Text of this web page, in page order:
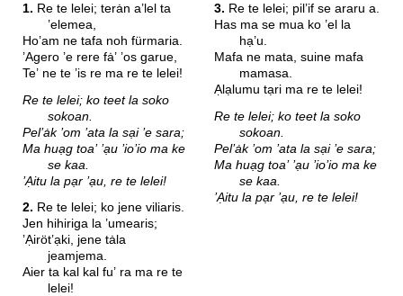
1. Re te lelei; terȧn a’lel ta
’elemea,
Ho’am ne tafa noh fürmaria.
’Agero ’e rere fȧ’ ’os garue,
Te’ ne te ’is re ma re te lelei!
Re te lelei; ko teet la soko
sokoan.
Pel’ȧk ’om ’ata la sại ’e sara;
Ma huạg toa’ ’ạu ’io’io ma ke
se kaa.
’Ạitu la pạr ’ạu, re te lelei!
2. Re te lelei; ko jene viliaris.
Jen hihiriga la ’umearis;
’Ạiröt’ạki, jene tȧla
jeamjema.
Aier ta kal kal fu’ ra ma re te
lelei!
3. Re te lelei; pil’if se araru a.
Has ma se mua ko ’el la
hạ’u.
Mafa ne mata, suine mafa
mamasa.
Ạlạlumu tạri ma re te lelei!
Re te lelei; ko teet la soko
sokoan.
Pel’ȧk ’om ’ata la sại ’e sara;
Ma huạg toa’ ’ạu ’io’io ma ke
se kaa.
’Ạitu la pạr ’ạu, re te lelei!